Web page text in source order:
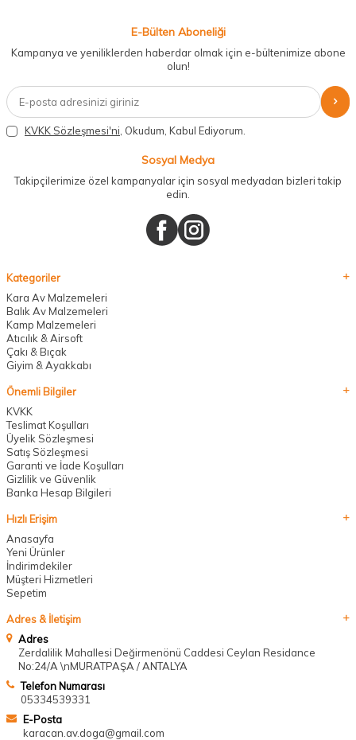
E-Bülten Aboneliği
Kampanya ve yeniliklerden haberdar olmak için e-bültenimize abone
olun!
KVKK Sözleşmesi'ni , Okudum, Kabul Ediyorum.
Sosyal Medya
Takipçilerimize özel kampanyalar için sosyal medyadan bizleri takip
edin.
Kategoriler
Kara Av Malzemeleri
Balık Av Malzemeleri
Kamp Malzemeleri
Atıcılık & Airsoft
Çakı & Bıçak
Giyim & Ayakkabı
Önemli Bilgiler
KVKK
Teslimat Koşulları
Üyelik Sözleşmesi
Satış Sözleşmesi
Garanti ve İade Koşulları
Gizlilik ve Güvenlik
Banka Hesap Bilgileri
Hızlı Erişim
Anasayfa
Yeni Ürünler
İndirimdekiler
Müşteri Hizmetleri
Sepetim
Adres & İletişim
Adres
Zerdalilik Mahallesi Değirmenönü Caddesi Ceylan Residance
No:24/A \nMURATPAŞA / ANTALYA
Telefon Numarası
05334539331
E-Posta
karacan.av.doga@gmail.com